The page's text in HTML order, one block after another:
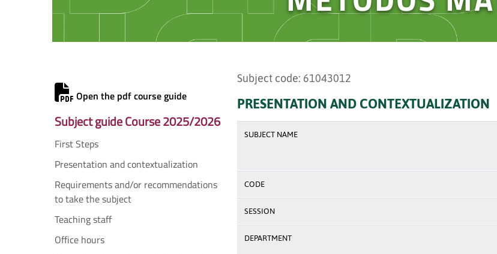
Open the pdf course guide
Subject guide Course 2025/2026
First Steps
Presentation and contextualization
Requirements and/or recommendations
to take the subject
Teaching staff
Office hours
Subject code: 61043012
PRESENTATION AND CONTEXTUALIZATION
SUBJECT NAME
CODE
SESSION
DEPARTMENT